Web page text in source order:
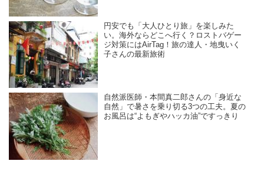
円安でも「大人ひとり旅」を楽しみた
い。海外ならどこへ行く？ロストバゲー
ジ対策にはAirTag！旅の達人・地曳いく
子さんの最新旅術
自然派医師・本間真二郎さんの「身近な
自然」で暑さを乗り切る3つの工夫。夏の
お風呂は“よもぎやハッカ油”ですっきり